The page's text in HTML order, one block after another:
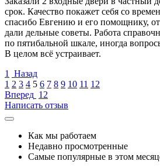
срок. Качество покажет себя со
спасибо Евгению и его помощнику,
дали дельные советы. Работа
по пятибальной шкале, иногда
В целом всё устраивает.
1
Назад
1 2 3 4 5 6 7 8 9 10 11 12
Вперед 12
Написать отзыв
Как мы работаем
Недавно просмотренные
Самые популярные в этом